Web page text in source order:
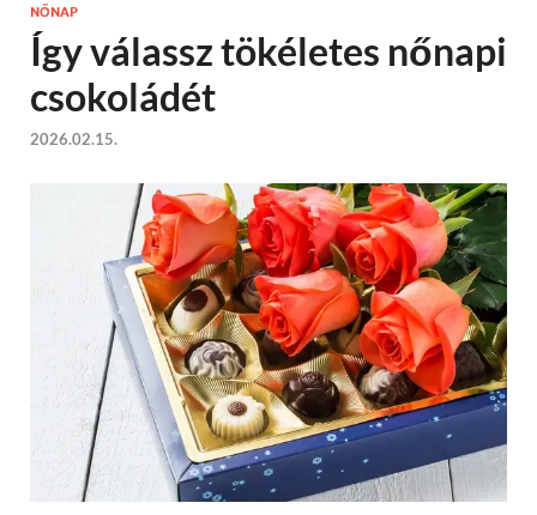
NŐNAP
Így válassz tökéletes nőnapi
csokoládét
2026.02.15.